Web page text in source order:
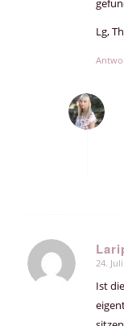
Lg,
24.
Ist